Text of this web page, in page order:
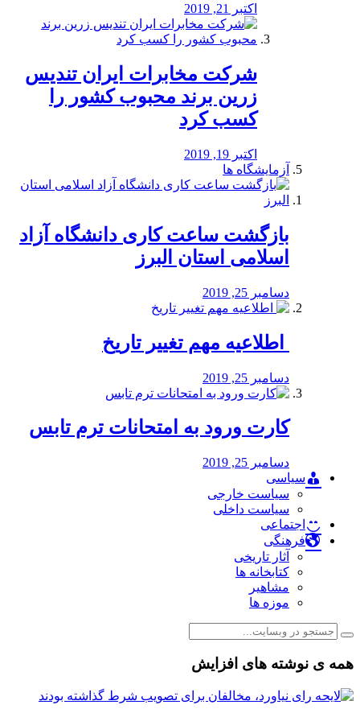
اکتبر 21, 2019
شرکت مخابرات ایران تندیس
زرین برند محبوب کشور را
کسب کرد
اکتبر 19, 2019
آزمایشگاه ها
بازگشت ساعت کاری دانشگاه آزاد
اسلامی استان البرز
دسامبر 25, 2019
️ اطلاعیه مهم تغییر تاریخ
دسامبر 25, 2019
کارت ورود به امتحانات ترم تابس
دسامبر 25, 2019
سیاسی
سیاست خارجی
سیاست داخلی
اجتماعی
فرهنگی
آثار تاریخی
کتابخانه ها
مشاهیر
موزه ها
همه ی نوشته های افزایش